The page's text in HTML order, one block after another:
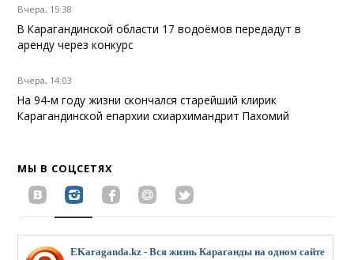
Вчера, 15:38
В Карагандинской области 17 водоёмов передадут в
аренду через конкурс
Вчера, 14:03
На 94-м году жизни скончался старейший клирик
Карагандинской епархии схиархимандрит Пахомий
МЫ В СОЦСЕТЯХ
EKaraganda.kz - Вся жизнь Караганды на одном сайте